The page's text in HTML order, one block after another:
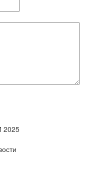
2025